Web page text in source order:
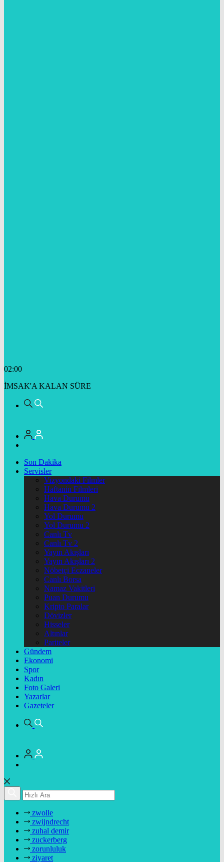
02:00
İMSAK'A KALAN SÜRE
Son Dakika
Servisler
Vizyondaki Filmler
Haftanin Filmleri
Hava Durumu
Hava Durumu 2
Yol Durumu
Yol Durumu 2
Canlı Tv
Canlı Tv 2
Yayın Akışları
Yayın Akışları 2
Nöbetçi Eczaneler
Canlı Borsa
Namaz Vakitleri
Puan Durumu
Kripto Paralar
Dövizler
Hisseler
Altınlar
Pariteler
Gündem
Ekonomi
Spor
Kadın
Foto Galeri
Yazarlar
Gazeteler
zwolle
zwijndrecht
zuhal demir
zuckerberg
zorunluluk
ziyaret